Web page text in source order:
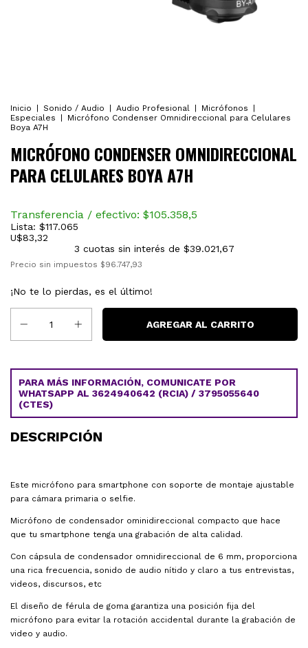
Inicio Sonido / Audio Audio Profesional Micrófonos
Especiales
Micrófono Condenser Omnidireccional para Celulares
Boya A7H
MICRÓFONO CONDENSER OMNIDIRECCIONAL
PARA CELULARES BOYA A7H
Transferencia / efectivo: $105.358,5
Lista: $117.065
U$83,32
3 cuotas sin interés de $39.021,67
Precio sin impuestos $96.747,93
¡No te lo pierdas, es el último!
PARA MÁS INFORMACIÓN, COMUNICATE POR
WHATSAPP AL 3624940642 (RCIA) / 3795055640
(CTES)
DESCRIPCIÓN
Este micrófono para smartphone con soporte de montaje ajustable
para cámara primaria o selfie.
Micrófono de condensador ominidireccional compacto que hace
que tu smartphone tenga una grabación de alta calidad.
Con cápsula de condensador omnidireccional de 6 mm, proporciona
una rica frecuencia, sonido de audio nítido y claro a tus entrevistas,
videos, discursos, etc
El diseño de férula de goma garantiza una posición fija del
micrófono para evitar la rotación accidental durante la grabación de
video y audio.